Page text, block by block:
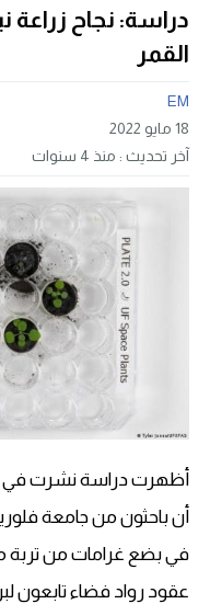
دراسة: نجاح زراعة
القمر
EM
18 مايو 2022
آخر تحديث : منذ 4 سنوات
أن باحثون من جامعة
في بضع غرامات من تربة
عقود رواد فضاء تابعون